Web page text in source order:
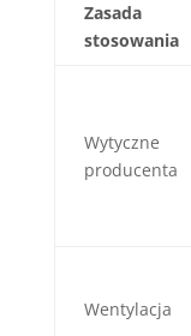
Zasada
stosowania
Wytyczne
producenta
Wentylacja